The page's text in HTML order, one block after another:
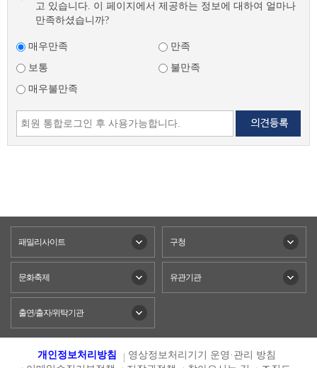
고 있습니다. 이 페이지에서 제공하는 정보에 대하여 얼마나
만족하셨습니까?
매우만족
만족
보통
불만족
매우불만족
패밀리사이트 구청
문화축제 유관기관
출연/출자/위탁기관
개인정보처리방침
영상정보처리기기 운영·관리 방침